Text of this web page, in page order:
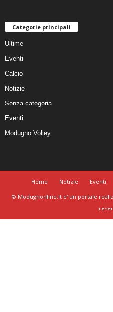
Categorie principali
Ultime
Eventi
Calcio
Notizie
Senza categoria
Eventi
Modugno Volley
Home Notizie Eventi
© Modugnonline.it e' un portale